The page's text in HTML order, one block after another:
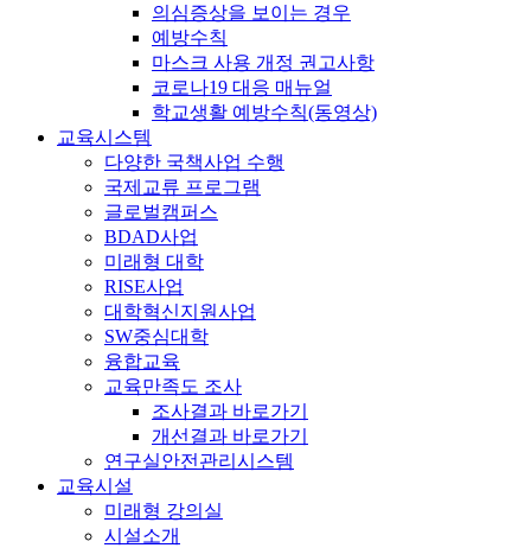
의심증상을 보이는 경우
예방수칙
마스크 사용 개정 권고사항
코로나19 대응 매뉴얼
학교생활 예방수칙(동영상)
교육시스템
다양한 국책사업 수행
국제교류 프로그램
글로벌캠퍼스
BDAD사업
미래형 대학
RISE사업
대학혁신지원사업
SW중심대학
융합교육
교육만족도 조사
조사결과 바로가기
개선결과 바로가기
연구실안전관리시스템
교육시설
미래형 강의실
시설소개